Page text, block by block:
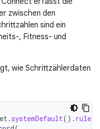
zwischen den
sind ein
, Fitness- und
wie Schrittzählerdaten
. systemDefault(). rules